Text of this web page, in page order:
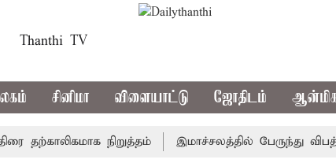
Thanthi TV
சினிமா விளையாட்டு ஜோதிடம்
நிறுத்தம் இமாச்சலத்தில் பேருந்து